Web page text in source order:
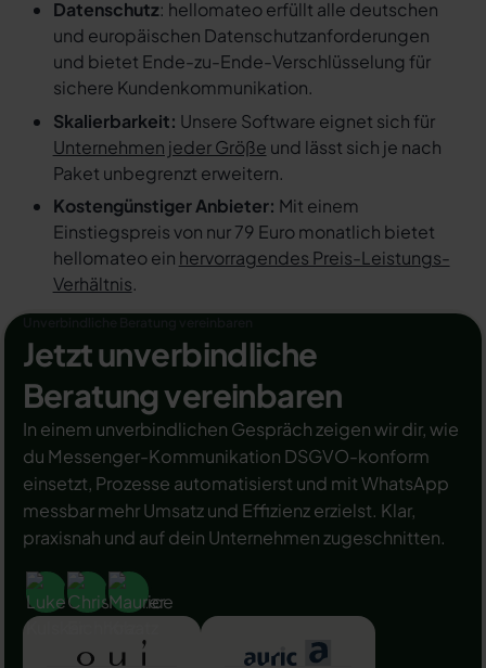
Datenschutz: hellomateo erfüllt alle deutschen
und europäischen Datenschutzanforderungen
und bietet Ende-zu-Ende-Verschlüsselung für
sichere Kundenkommunikation.
Skalierbarkeit: Unsere Software eignet sich für
Unternehmen jeder Größe und lässt sich je nach
Paket unbegrenzt erweitern.
Kostengünstiger Anbieter: Mit einem
Einstiegspreis von nur 79 Euro monatlich bietet
hellomateo ein hervorragendes Preis-Leistungs-
Verhältnis.
Jetzt unverbindliche
Beratung vereinbaren
In einem unverbindlichen Gespräch zeigen wir dir, wie
du Messenger-Kommunikation DSGVO-konform
einsetzt, Prozesse automatisierst und mit WhatsApp
messbar mehr Umsatz und Effizienz erzielst. Klar,
praxisnah und auf dein Unternehmen zugeschnitten.